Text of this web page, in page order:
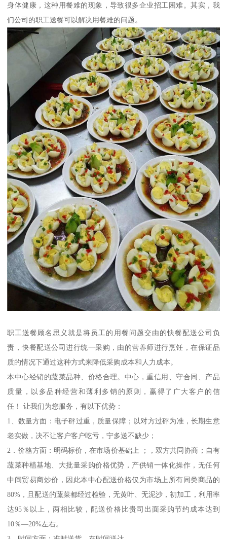
身体健康，这种用餐难的现象，导致很多企业招工困难。其实，我
们公司的职工送餐可以解决用餐难的问题。
职工送餐顾名思义就是将员工的用餐问题交由的快餐配送公司负
责，快餐配送公司进行统一采购，由的营养师进行烹饪，在保证品
质的情况下通过这种方式来降低采购成本和人力成本。
本中心经销的蔬菜品种、价格合理。中心，重信用、守合同、产品
质量，以多品种经营和薄利多销的原则，赢得了广大客户的信
任！ 让我们为您服务，有以下优势：
1、数量方面：电子砰过重，质量保障；以对方过砰为准，长期生意
老实做，决不让客户客户吃亏，宁多送不缺少；
2．价格方面：明码标价，在市场价基础上 ；，双方共同协商；自有
蔬菜种植基地、大批量采购价格优势，产供销一体化操作，无任何
中间贸易商炒价，因此本中心配送价格仅为市场上所有同类商品的
80%，且配送的蔬菜都经过检验，无黄叶、无泥沙，初加工，利用率
达95％以上，两相比较，配送价格比贵司出面采购节约成本达到
10％—20%左右。